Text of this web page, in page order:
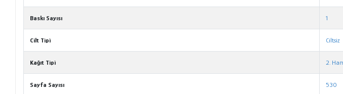
Baskı Sayısı 1
Cilt Tipi Ciltsiz
Kağıt Tipi 2.
Sayfa Sayısı 530